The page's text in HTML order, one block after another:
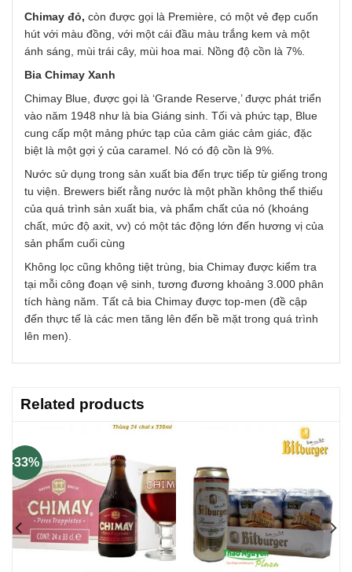
Chimay đỏ, còn được gọi là Première, có một vẻ đẹp cuốn
hút với màu đồng, với một cái đầu màu trắng kem và một
ánh sáng, mùi trái cây, mùi hoa mai. Nồng độ cồn là 7%.
Bia Chimay Xanh
Chimay Blue, được gọi là ‘Grande Reserve,’ được phát triển
vào năm 1948 như là bia Giáng sinh. Tối và phức tạp, Blue
cung cấp một mảng phức tạp của cảm giác cảm giác, đặc
biệt là một gợi ý của caramel. Nó có độ cồn là 9%.
Nước sử dụng trong sản xuất bia đến trực tiếp từ giếng trong
tu viện. Brewers biết rằng nước là một phần không thể thiếu
của quá trình sản xuất bia, và phẩm chất của nó (khoáng
chất, mức độ axit, vv) có một tác động lớn đến hương vị của
sản phẩm cuối cùng
Không lọc cũng không tiệt trùng, bia Chimay được kiểm tra
tại mỗi công đoạn vệ sinh, tương đương khoảng 3.000 phân
tích hàng năm. Tất cả bia Chimay được top-men (đề cập
đến thực tế là các men tăng lên đến bề mặt trong quá trình
lên men).
Related products
-33%